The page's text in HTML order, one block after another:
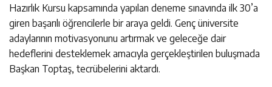
Hazırlık Kursu kapsamında yapılan deneme sınavında ilk 30’a
giren başarılı öğrencilerle bir araya geldi. Genç üniversite
adaylarının motivasyonunu artırmak ve geleceğe dair
hedeflerini desteklemek amacıyla gerçekleştirilen buluşmada
Başkan Toptaş, tecrübelerini aktardı.